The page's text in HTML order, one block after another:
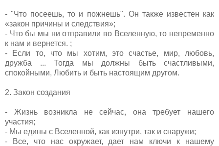
- "Что посеешь, то и пожнешь". Он также известен как
«закон причины и следствия»;
- Что бы мы ни отправили во Вселенную, то непременно
к нам и вернется. ;
- Если то, что мы хотим, это счастье, мир, любовь,
дружба ... Тогда мы должны быть счастливыми,
спокойными, Любить и быть настоящим другом.
2. Закон создания
- Жизнь возникла не сейчас, она требует нашего
участия;
- Мы едины с Вселенной, как изнутри, так и снаружи;
- Все, что нас окружает, дает нам ключи к нашему